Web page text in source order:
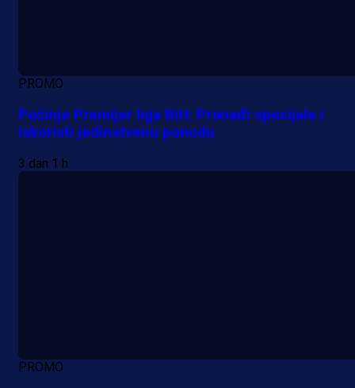
PROMO
Počinje Premijer liga BiH: Pronađi specijale i
iskoristi jedinstvenu ponudu
3 dan 1 h
PROMO